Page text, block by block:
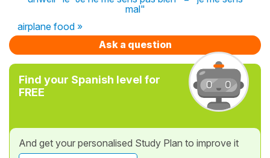
mal"
airplane food »
Ask a question
Find your Spanish level for
FREE
And get your personalised Study Plan to improve it